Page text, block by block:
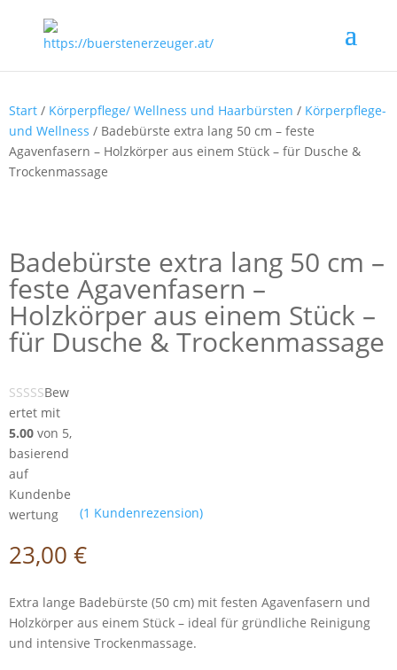
Start / Körperpflege/ Wellness und Haarbürsten / Körperpflege-
und Wellness / Badebürste extra lang 50 cm – feste
Agavenfasern – Holzkörper aus einem Stück – für Dusche &
Trockenmassage
Badebürste extra lang 50 cm –
feste Agavenfasern –
Holzkörper aus einem Stück –
für Dusche & Trockenmassage
Bew
ertet mit
5.00 von 5,
basierend
auf
Kundenbe
wertung
(1 Kundenrezension)
23,00 €
Extra lange Badebürste (50 cm) mit festen Agavenfasern und
Holzkörper aus einem Stück – ideal für gründliche Reinigung
und intensive Trockenmassage.